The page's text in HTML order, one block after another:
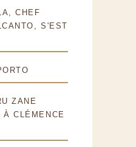
CHEF
S'EST
ZANE
À CLÉMENCE